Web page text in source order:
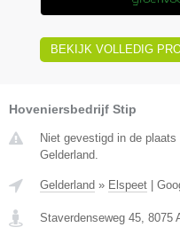
BEKIJK VOLLEDIG
Hoveniersbedrijf Stip
Niet gevestigd in de
Gelderland.
Gelderland » Elspeet
Staverdenseweg 45, 8075